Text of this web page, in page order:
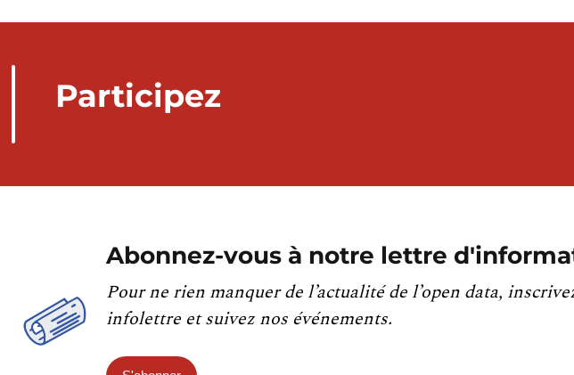
Participez
Abonnez-vous à notre lettre
Pour ne rien manquer de l’actualité de l’open data,
infolettre et suivez nos événements.